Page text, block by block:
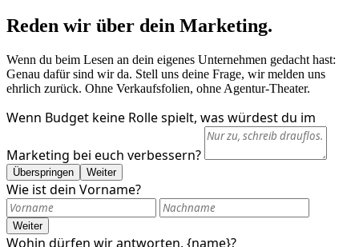
Reden wir über dein Marketing.
Wenn du beim Lesen an dein eigenes Unternehmen gedacht hast:
Genau dafür sind wir da. Stell uns deine Frage, wir melden uns
ehrlich zurück. Ohne Verkaufsfolien, ohne Agentur-Theater.
Wenn Budget keine Rolle spielt, was würdest du im
Marketing bei euch verbessern?
Überspringen Weiter
Wie ist dein Vorname?
Weiter
Wohin dürfen wir antworten, {name}?